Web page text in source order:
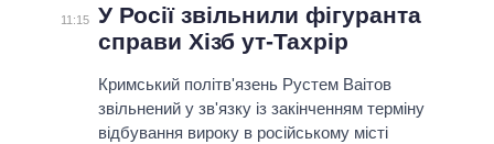
11:15
У Росії звільнили фігуранта
справи Хізб ут-Тахрір
Кримський політв'язень Рустем Ваітов
звільнений у зв'язку із закінченням терміну
відбування вироку в російському місті